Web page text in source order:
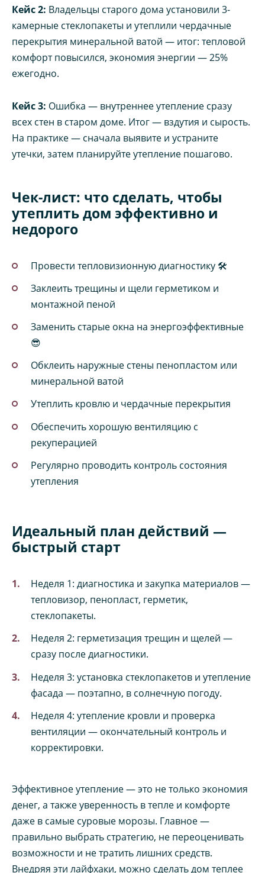
Кейс 2: Владельцы старого дома установили 3-
камерные стеклопакеты и утеплили чердачные
перекрытия минеральной ватой — итог: тепловой
комфорт повысился, экономия энергии — 25%
ежегодно.
Кейс 3: Ошибка — внутреннее утепление сразу
всех стен в старом доме. Итог — вздутия и сырость.
На практике — сначала выявите и устраните
утечки, затем планируйте утепление пошагово.
Чек-лист: что сделать, чтобы
утеплить дом эффективно и
недорого
Провести тепловизионную диагностику 🛠️
Заклеить трещины и щели герметиком и
монтажной пеной
Заменить старые окна на энергоэффективные
😎
Обклеить наружные стены пенопластом или
минеральной ватой
Утеплить кровлю и чердачные перекрытия
Обеспечить хорошую вентиляцию с
рекуперацией
Регулярно проводить контроль состояния
утепления
Идеальный план действий —
быстрый старт
Неделя 1: диагностика и закупка материалов —
тепловизор, пенопласт, герметик,
стеклопакеты.
Неделя 2: герметизация трещин и щелей —
сразу после диагностики.
Неделя 3: установка стеклопакетов и утепление
фасада — поэтапно, в солнечную погоду.
Неделя 4: утепление кровли и проверка
вентиляции — окончательный контроль и
корректировки.
Эффективное утепление — это не только экономия
денег, а также уверенность в тепле и комфорте
даже в самые суровые морозы. Главное —
правильно выбрать стратегию, не переоценивать
возможности и не тратить лишних средств.
Внедряя эти лайфхаки, можно сделать дом теплее